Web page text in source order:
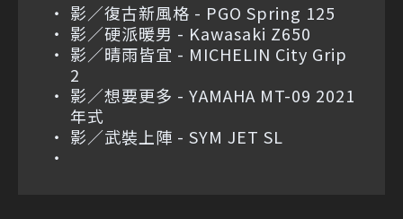
影／復古新風格 - PGO Spring 125
影／硬派暖男 - Kawasaki Z650
影／晴雨皆宜 - MICHELIN City Grip
2
影／想要更多 - YAMAHA MT-09 2021
年式
影／武裝上陣 - SYM JET SL